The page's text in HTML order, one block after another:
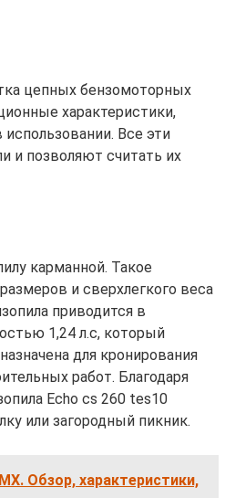
цепных бензомоторных
характеристики,
Все эти
и позволяют считать их
карманной. Такое
и сверхлегкого веса
приводится в
1,24 л.с, который
для кронирования
работ. Благодаря
Echo cs 260 tes10
или загородный пикник.
Обзор, характеристики,